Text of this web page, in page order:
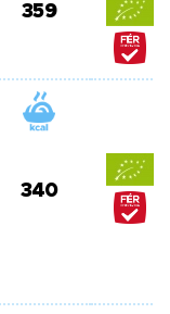
359
340